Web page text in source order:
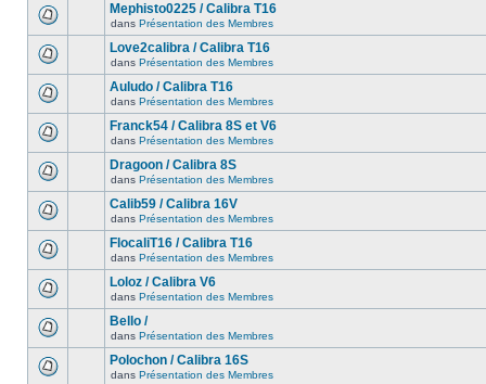
Mephisto0225 / Calibra T16
dans Présentation des Membres
Love2calibra / Calibra T16
dans Présentation des Membres
Auludo / Calibra T16
dans Présentation des Membres
Franck54 / Calibra 8S et V6
dans Présentation des Membres
Dragoon / Calibra 8S
dans Présentation des Membres
Calib59 / Calibra 16V
dans Présentation des Membres
FlocaliT16 / Calibra T16
dans Présentation des Membres
Loloz / Calibra V6
dans Présentation des Membres
Bello /
dans Présentation des Membres
Polochon / Calibra 16S
dans Présentation des Membres